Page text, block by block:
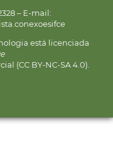
– E-mail:
está licenciada
(CC BY-NC-SA 4.0).